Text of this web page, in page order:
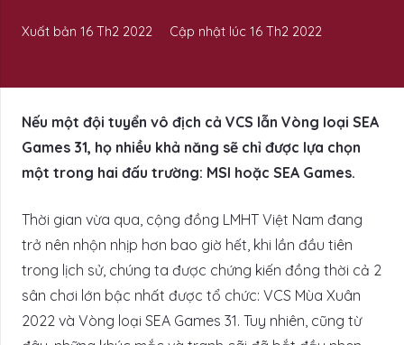
Xuất bản 16 Th2 2022 Cập nhật lúc16 Th2 2022
Nếu một đội tuyển vô địch cả VCS lẫn Vòng loại SEA
Games 31, họ nhiều khả năng sẽ chỉ được lựa chọn
một trong hai đấu trường: MSI hoặc SEA Games.
Thời gian vừa qua, cộng đồng LMHT Việt Nam đang
trở nên nhộn nhịp hơn bao giờ hết, khi lần đầu tiên
trong lịch sử, chúng ta được chứng kiến đồng thời cả 2
sân chơi lớn bậc nhất được tổ chức: VCS Mùa Xuân
2022 và Vòng loại SEA Games 31. Tuy nhiên, cũng từ